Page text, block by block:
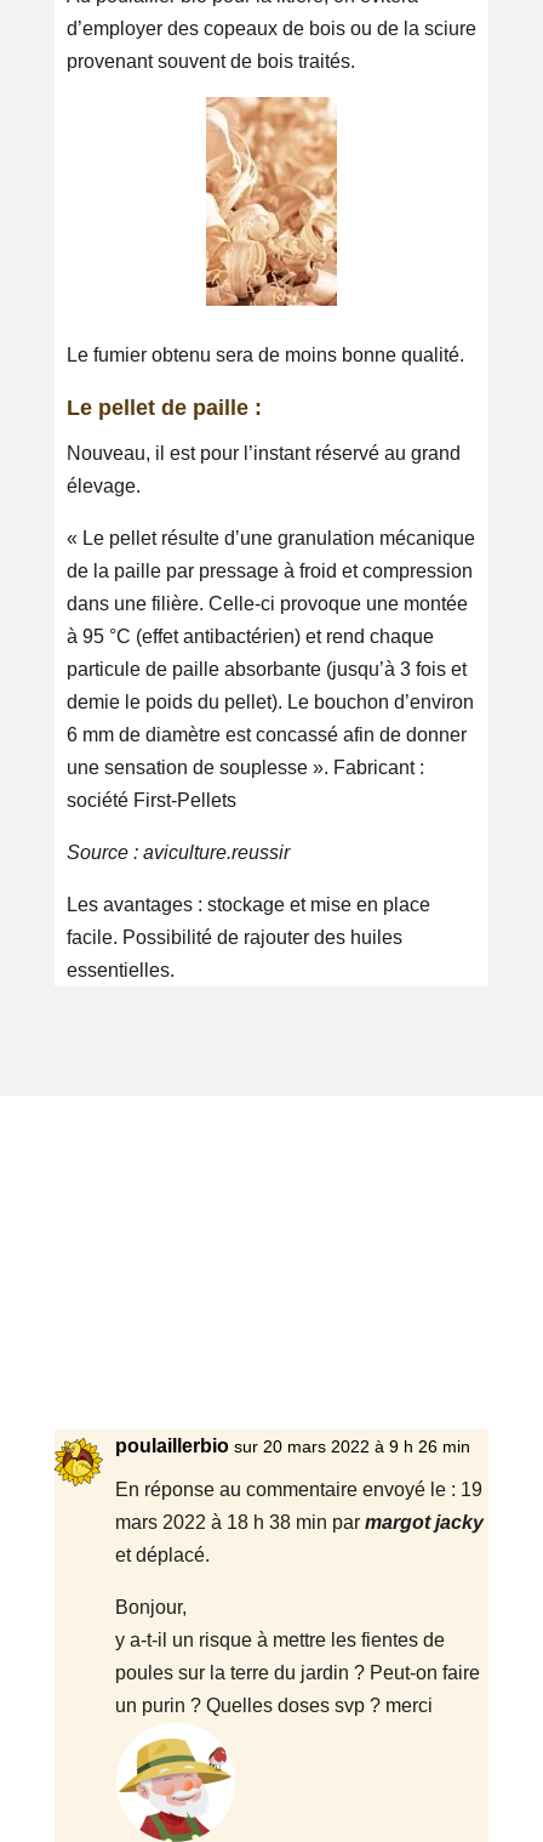
d’employer des copeaux de bois ou de la sciure
provenant souvent de bois traités.
Le fumier obtenu sera de moins bonne qualité.
Le pellet de paille :
Nouveau, il est pour l’instant réservé au grand
élevage.
« Le pellet résulte d’une granulation mécanique
de la paille par pressage à froid et compression
dans une filière. Celle-ci provoque une montée
à 95 °C (effet antibactérien) et rend chaque
particule de paille absorbante (jusqu’à 3 fois et
demie le poids du pellet). Le bouchon d’environ
6 mm de diamètre est concassé afin de donner
une sensation de souplesse ». Fabricant :
société First-Pellets
Source : aviculture.reussir
Les avantages : stockage et mise en place
facile. Possibilité de rajouter des huiles
essentielles.
poulaillerbio sur 20 mars 2022 à 9 h 26 min
En réponse au commentaire envoyé le : 19
mars 2022 à 18 h 38 min par margot jacky
et déplacé.
Bonjour,
y a-t-il un risque à mettre les fientes de
poules sur la terre du jardin ? Peut-on faire
un purin ? Quelles doses svp ? merci